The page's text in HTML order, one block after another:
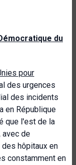
du
pour
des urgences
des incidents
en République
que l'est de la
avec de
hôpitaux en
constamment en